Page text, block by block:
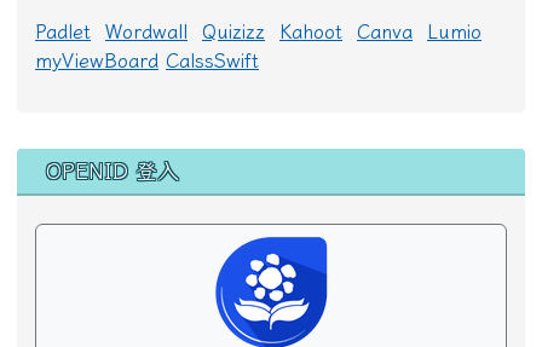
Padlet Wordwall Quizizz Kahoot Canva
Lumio
myViewBoard CalssSwift
右邊區域內容
OPENID 登入